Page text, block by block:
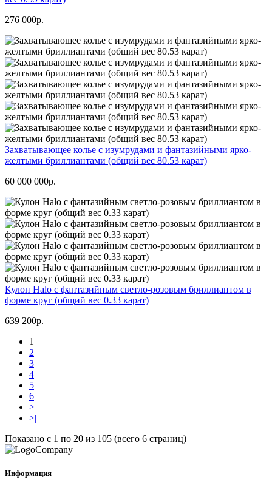
276 000р.
Захватывающее колье с изумрудами и фантазийными ярко-
желтыми бриллиантами (общий вес 80.53 карат)
60 000 000р.
Кулон Halo с фантазийным светло-розовым бриллиантом в
форме круг (общий вес 0.33 карат)
639 200р.
1
2
3
4
5
6
>
>|
Показано с 1 по 20 из 105 (всего 6 страниц)
Информация